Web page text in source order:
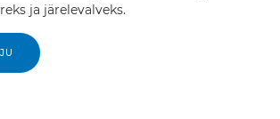
ja järelevalveks.